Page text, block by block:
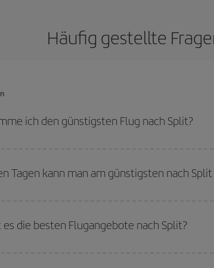
Häufig gestellte
ich den günstigsten Flug nach Split?
Auch wenn Sie sich noch nicht für ein bestimmtes
den günstigsten Flug finden.
Tagen kann man am günstigsten nach
wohin Sie fliegen wollen und wann Sie reisen möchten. Wir
für den Hin- als auch für den Rückflug, damit Sie das beste
die besten Flugangebote nach Split?